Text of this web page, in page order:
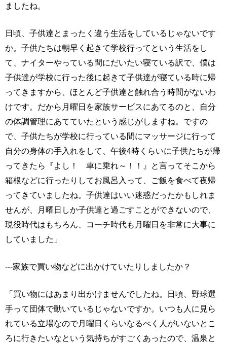
ましたね。
日頃、子供達とまったく違う生活をしているじゃないです
か。子供たちは朝早く起きて学校行ってという生活をし
て、ナイターやっている間にだいたい寝ている訳で、僕は
子供達が学校に行った後に起きて子供達が寝ている時に帰
ってきますから、ほとんど子供達と触れ合う時間がないわ
けです。だから月曜日を家族サービスにあてるのと、自分
の体調管理にあてていたという感じがしますね。ですの
で、子供たちが学校に行っている間にマッサージに行って
自分の身体の手入れをして、午後4時くらいに子供たちが帰
ってきたら『よし！ 車に乗れ～！！』と言ってそこから
箱根などに行ったりしてお風呂入って、ご飯を食べて夜帰
ってきていましたね。子供達はいい迷惑だったかもしれま
せんが、月曜日しか子供達と過ごすことができないので、
現役時代はもちろん、コーチ時代も月曜日を非常に大事に
していました」
---家族で買い物などに出かけていたりしましたか？
「買い物にはあまり出かけませんでしたね。日頃、野球選
手って団体で動いているじゃないですか。いつも人に見ら
れている立場なので月曜日くらいなるべく人がいないとこ
ろに行きたいなという気持ちがすごくあったので、温泉と